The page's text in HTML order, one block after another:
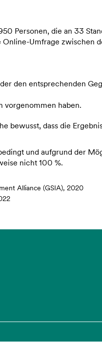
Personen, die an 33
Umfrage zwischen
den entsprechenden
vorgenommen haben.
bewusst, dass die
und aufgrund der
nicht 100 %.
Alliance (GSIA), 2020